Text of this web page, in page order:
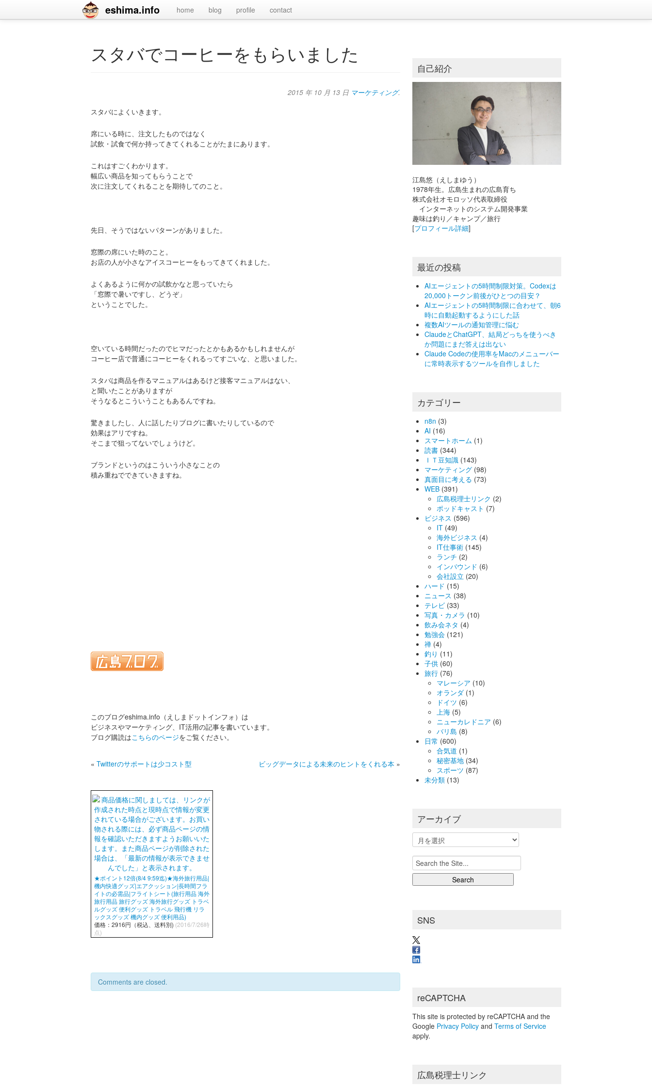
eshima.info home blog profile contact
スタバでコーヒーをもらいました
2015 年 10 月 13 日 マーケティング.
スタバによくいきます。
席にいる時に、注文したものではなく
試飲・試食で何か持ってきてくれることがたまにあります。
これはすごくわかります。
幅広い商品を知ってもらうことで
次に注文してくれることを期待してのこと。
先日、そうではないパターンがありました。
窓際の席にいた時のこと。
お店の人が小さなアイスコーヒーをもってきてくれました。
よくあるように何かの試飲かなと思っていたら
「窓際で暑いですし、どうぞ」
ということでした。
空いている時間だったのでヒマだったとかもあるかもしれませんが
コーヒー店で普通にコーヒーをくれるってすごいな、と思いました。
スタバは商品を作るマニュアルはあるけど接客マニュアルはない、
と聞いたことがありますが
そうなるとこういうこともあるんですね。
驚きましたし、人に話したりブログに書いたりしているので
効果はアリですね。
そこまで狙ってないでしょうけど。
ブランドというのはこういう小さなことの
積み重ねでできていきますね。
このブログeshima.info（えしまドットインフォ）は
ビジネスやマーケティング、IT活用の記事を書いています。
ブログ購読はこちらのページをご覧ください。
« Twitterのサポートは少コスト型 ビッグデータによる未来のヒントをくれる本 »
★ポイント12倍(8/4 9:59迄)★海外旅行用品|
機内快適グッズ|エアクッション|長時間フラ
イトの必需品|フライトシート(旅行用品 海外
旅行用品 旅行グッズ 海外旅行グッズ トラベ
ルグッズ 便利グッズ トラベル 飛行機 リラ
ックスグッズ 機内グッズ 便利用品)
価格：2916円（税込、送料別) (2016/7/26時
点)
Comments are closed.
自己紹介
江島悠（えしまゆう）
1978年生。広島生まれの広島育ち
株式会社オモロッソ代表取締役
インターネットのシステム開発事業
趣味は釣り／キャンプ／旅行
[プロフィール詳細]
最近の投稿
AIエージェントの5時間制限対策。Codexは
20,000トークン前後がひとつの目安？
AIエージェントの5時間制限に合わせて、朝6
時に自動起動するようにした話
複数AIツールの通知管理に悩む
ClaudeとChatGPT、結局どっちを使うべき
か問題にまだ答えは出ない
Claude Codeの使用率をMacのメニューバー
に常時表示するツールを自作しました
カテゴリー
n8n (3)
AI (16)
スマートホーム (1)
読書 (344)
ＩＴ豆知識 (143)
マーケティング (98)
真面目に考える (73)
WEB (391)
広島税理士リンク (2)
ポッドキャスト (7)
ビジネス (596)
IT (49)
海外ビジネス (4)
IT仕事術 (145)
ランチ (2)
インバウンド (6)
会社設立 (20)
ハード (15)
ニュース (38)
テレビ (33)
写真・カメラ (10)
飲み会ネタ (4)
勉強会 (121)
禅 (4)
釣り (11)
子供 (60)
旅行 (76)
マレーシア (10)
オランダ (1)
ドイツ (6)
上海 (5)
ニューカレドニア (6)
バリ島 (8)
日常 (600)
合気道 (1)
秘密基地 (34)
スポーツ (87)
未分類 (13)
アーカイブ
ー
カ
イ
ブ
Search
for:
SNS
reCAPTCHA
This site is protected by reCAPTCHA and the
Google Privacy Policy andTerms of Service
apply.
広島税理士リンク